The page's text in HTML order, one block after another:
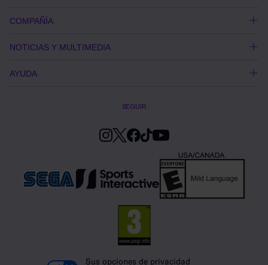
COMPAÑÍA
NOTICIAS Y MULTIMEDIA
AYUDA
SEGUIR
Sus opciones de privacidad